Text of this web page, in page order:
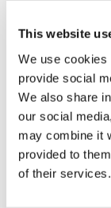
This website
We use cookies
provide social
We also share
our social
may combine it
provided to
of their services.
Staffelkorting
Kaufen Sie 2 und
Kaufen Sie 10 und
Informationen